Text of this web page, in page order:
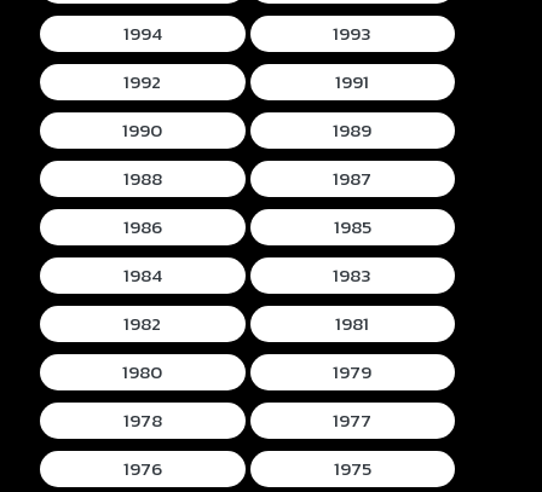
1994
1993
1992
1991
1990
1989
1988
1987
1986
1985
1984
1983
1982
1981
1980
1979
1978
1977
1976
1975